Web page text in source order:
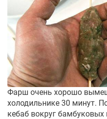
Фарш очень хорошо
холодильнике 30 минут.
кебаб вокруг